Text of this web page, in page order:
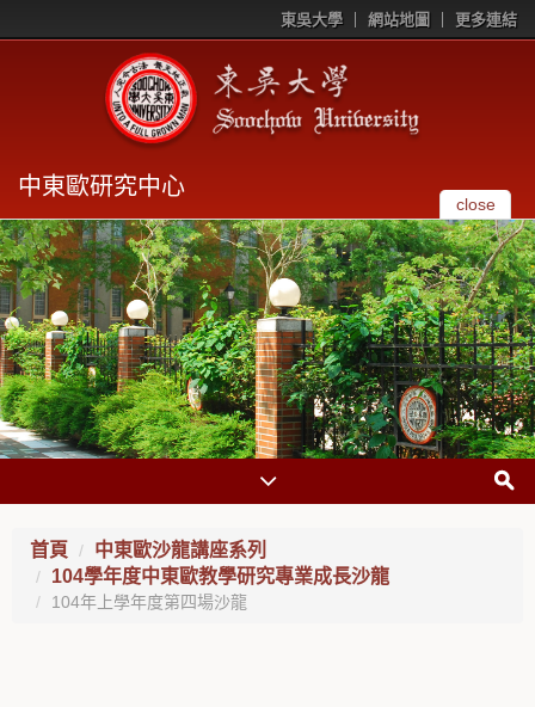
東吳大學 網站地圖 更多連結
中東歐研究中心
close
首頁
中東歐沙龍講座系列
104學年度中東歐教學研究專業成長沙龍
104年上學年度第四場沙龍